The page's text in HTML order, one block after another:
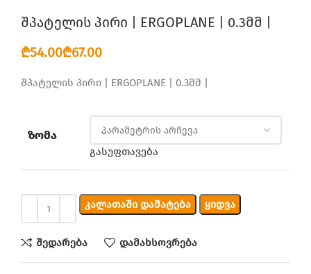
შპატელის პირი | ERGOPLANE | 0.3მმ |
₾ ₾
შპატელის პირი | ERGOPLANE | 0.3მმ |
ᲖᲝᲛᲐ
გასუფთავება
ᲙᲐᲚᲐᲗᲐᲨᲘ ᲓᲐᲛᲐᲢᲔᲑᲐ ᲧᲘᲓᲕᲐ
შედარება დამახსოვრება